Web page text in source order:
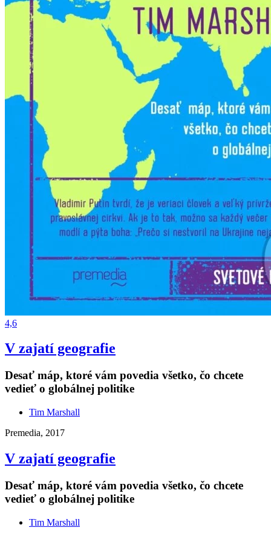
4,6
V zajatí geografie
Desať máp, ktoré vám povedia všetko, čo chcete
vedieť o globálnej politike
Tim Marshall
Premedia, 2017
V zajatí geografie
Desať máp, ktoré vám povedia všetko, čo chcete
vedieť o globálnej politike
Tim Marshall